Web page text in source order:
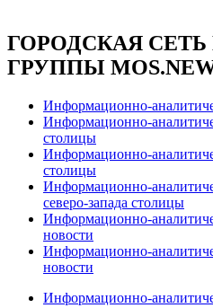
ГОРОДСКАЯ
ГРУППЫ
Информационно-
Информационно-
столицы
Информационно-
столицы
Информационно-
северо-запада столицы
Информационно-
новости
Информационно-
новости
Информационно-